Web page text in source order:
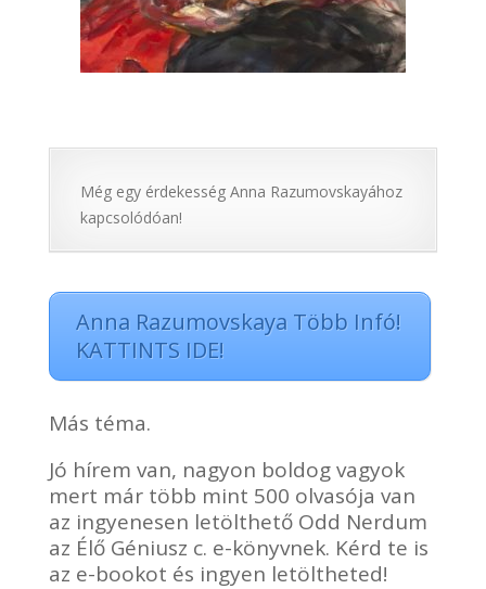
Még egy érdekesség Anna Razumovskayához
kapcsolódóan!
Anna Razumovskaya Több Infó!
KATTINTS IDE!
Más téma.
Jó hírem van, nagyon boldog vagyok
mert mártöbb mint 500 olvasója van
az ingyenesen letölthető Odd Nerdum
az Élő Géniusz c. e-könyvnek. Kérd te is
az e-bookot és ingyen letöltheted!